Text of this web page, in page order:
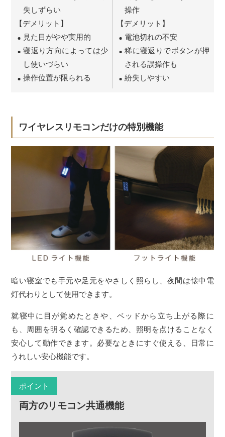
失しずらい
【デメリット】
見た目がやや実用的
寝返り方向によっては少
し使いづらい
操作位置が限られる
操作
【デメリット】
電池切れの不安
稀に寝返りでボタンが押
される誤操作も
紛失しやすい
ワイヤレスリモコンだけの特別機能
暗い寝室でも手元や足元をやさしく照らし、夜間は懐中電
灯代わりとして使用できます。
就寝中に目が覚めたときや、ベッドから立ち上がる際に
も、周囲を明るく確認できるため、照明を点けることなく
安心して動作できます。必要なときにすぐ使える、日常に
うれしい安心機能です。
ポイント
両方のリモコン共通機能